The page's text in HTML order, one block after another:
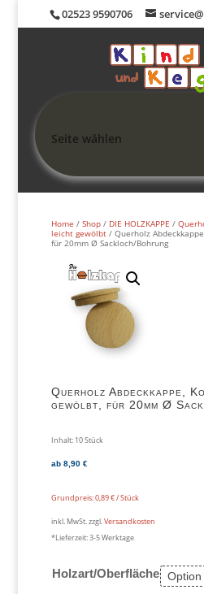
02523 9590706
Seite wählen
Home / Shop/ DIE HOLZKAPPE /
leicht gewölbt/ Querholz
für 20mm Ø Sackloch/Bohrung
Querholz Abdeckkappe,
gewölbt, für 20mm Ø
Inhalt: 10Stück
ab 8,90 €
Grundpreis:0,89€/Stück
inkl. MwSt.zzgl.Versandkosten
*Lieferzeit:3-5 Werktage
Holzart/Oberfläche